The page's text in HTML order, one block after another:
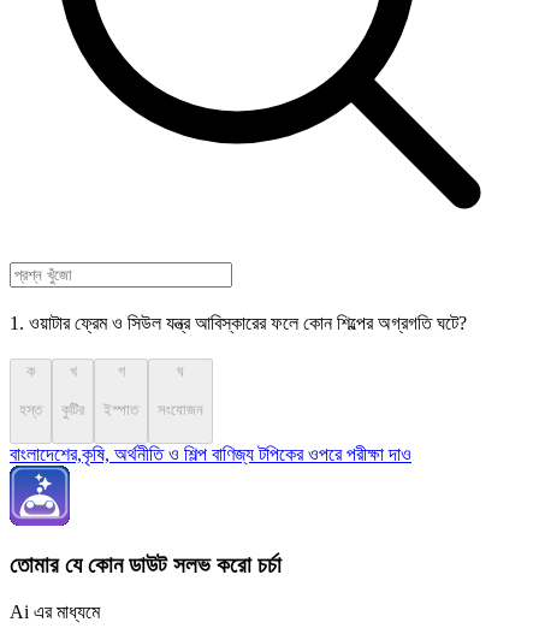
1. ওয়াটার ফ্রেম ও সিউল যন্ত্র আবিস্কারের ফলে কোন শিল্পের অগ্রগতি ঘটে?
ক
হস্ত
খ
কুটির
গ
ইস্পাত
ঘ
সংযোজন
বাংলাদেশের,কৃষি, অর্থনীতি ও শিল্প বাণিজ্য টপিকের ওপরে পরীক্ষা দাও
তোমার যে কোন ডাউট সলভ করো চর্চা
Ai এর মাধ্যমে